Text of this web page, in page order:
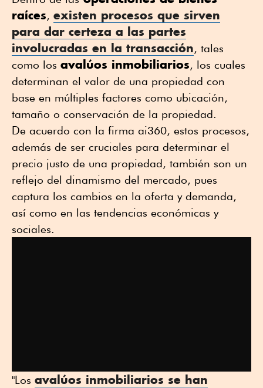
raíces, existen procesos que sirven
para dar certeza a las partes
involucradas en la transacción, tales
como los avalúos inmobiliarios, los cuales
determinan el valor de una propiedad con
base en múltiples factores como ubicación,
tamaño o conservación de la propiedad.
De acuerdo con la firma ai360, estos procesos,
además de ser cruciales para determinar el
precio justo de una propiedad, también son un
reflejo del dinamismo del mercado, pues
captura los cambios en la oferta y demanda,
así como en las tendencias económicas y
sociales.
"Los avalúos inmobiliarios se han